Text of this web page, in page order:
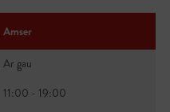
Amser
Ar gau
11:00 - 19:00